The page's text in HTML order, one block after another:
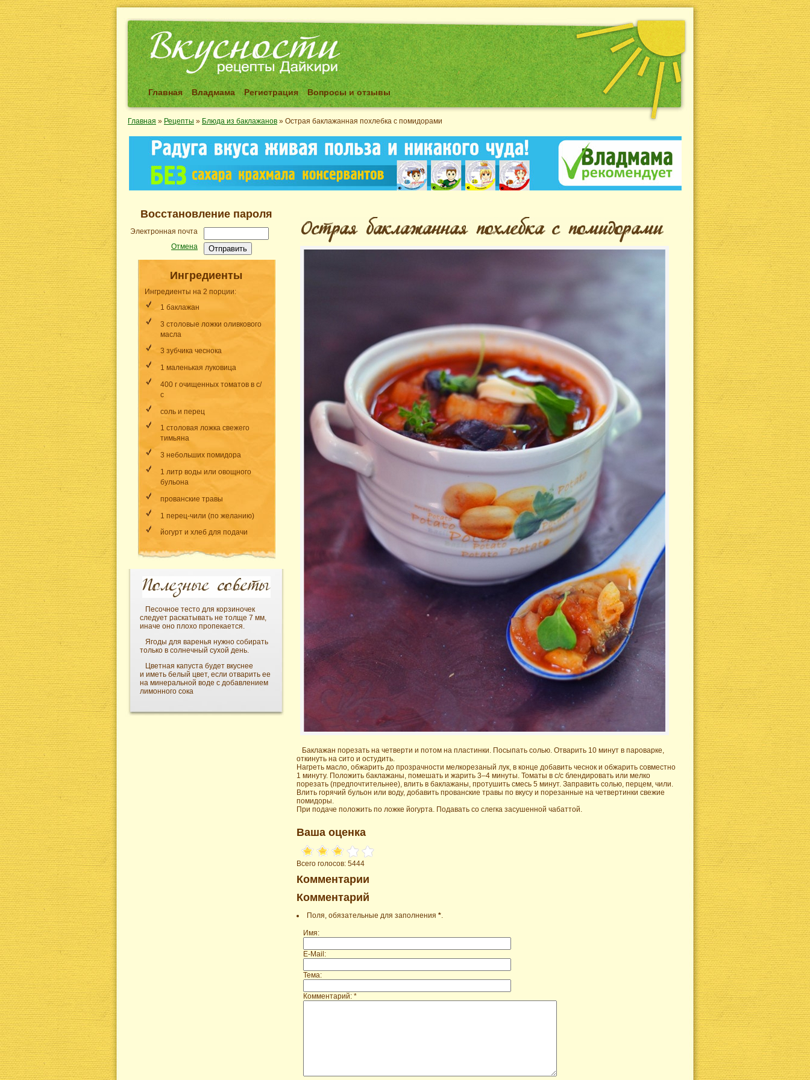
Главная Владмама Регистрация Вопросы и отзывы
Главная » Рецепты » Блюда из баклажанов » Острая баклажанная похлебка с помидорами
Восстановление пароля
Электронная почта
Отмена
Отправить
Ингредиенты
Ингредиенты на 2 порции:
1 баклажан
3 столовые ложки оливкового
масла
3 зубчика чеснока
1 маленькая луковица
400 г очищенных томатов в с/
с
соль и перец
1 столовая ложка свежего
тимьяна
3 небольших помидора
1 литр воды или овощного
бульона
прованские травы
1 перец-чили (по желанию)
йогурт и хлеб для подачи
Песочное тесто для корзиночек
следует раскатывать не толще 7 мм,
иначе оно плохо пропекается.
Ягоды для варенья нужно собирать
только в солнечный сухой день.
Цветная капуста будет вкуснее
и иметь белый цвет, если отварить ее
на минеральной воде с добавлением
лимонного сока
Баклажан порезать на четверти и потом на пластинки. Посыпать солью. Отварить 10 минут в пароварке,
откинуть на сито и остудить.
Нагреть масло, обжарить до прозрачности мелкорезаный лук, в конце добавить чеснок и обжарить совместно
1 минуту. Положить баклажаны, помешать и жарить 3–4 минуты. Томаты в с/с блендировать или мелко
порезать (предпочтительнее), влить в баклажаны, протушить смесь 5 минут. Заправить солью, перцем, чили.
Влить горячий бульон или воду, добавить прованские травы по вкусу и порезанные на четвертинки свежие
помидоры.
При подаче положить по ложке йогурта. Подавать со слегка засушенной чабаттой.
Ваша оценка
Всего голосов: 5444
Комментарии
Комментарий
Поля, обязательные для заполнения *.
Имя:
E-Mail:
Тема:
Комментарий: *